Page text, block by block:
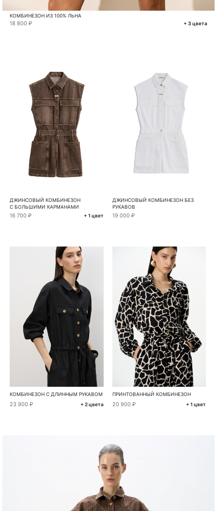
КОМБИНЕЗОН ИЗ 100% ЛЬНА
18 800 ₽ + 3 цвета
ДЖИНСОВЫЙ КОМБИНЕЗОН
С БОЛЬШИМИ КАРМАНАМИ
16 700 ₽ + 1 цвет
ДЖИНСОВЫЙ КОМБИНЕЗОН БЕЗ
РУКАВОВ
19 000 ₽
КОМБИНЕЗОН С ДЛИННЫМ РУКАВОМ
23 900 ₽ + 2 цвета
ПРИНТОВАННЫЙ КОМБИНЕЗОН
20 900 ₽ + 1 цвет